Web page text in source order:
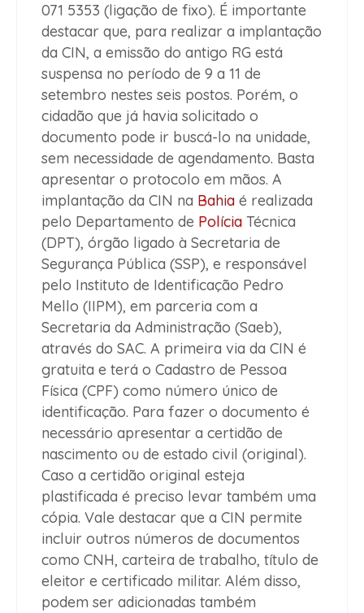
071 5353 (ligação de fixo). É importante
destacar que, para realizar a implantação
da CIN, a emissão do antigo RG está
suspensa no período de 9 a 11 de
setembro nestes seis postos. Porém, o
cidadão que já havia solicitado o
documento pode ir buscá-lo na unidade,
sem necessidade de agendamento. Basta
apresentar o protocolo em mãos. A
implantação da CIN na Bahia é realizada
pelo Departamento de Polícia Técnica
(DPT), órgão ligado à Secretaria de
Segurança Pública (SSP), e responsável
pelo Instituto de Identificação Pedro
Mello (IIPM), em parceria com a
Secretaria da Administração (Saeb),
através do SAC. A primeira via da CIN é
gratuita e terá o Cadastro de Pessoa
Física (CPF) como número único de
identificação. Para fazer o documento é
necessário apresentar a certidão de
nascimento ou de estado civil (original).
Caso a certidão original esteja
plastificada é preciso levar também uma
cópia. Vale destacar que a CIN permite
incluir outros números de documentos
como CNH, carteira de trabalho, título de
eleitor e certificado militar. Além disso,
podem ser adicionadas também